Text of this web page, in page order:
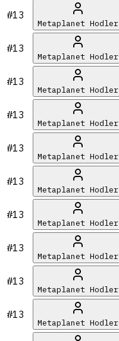
#13
Metaplanet Hodler
#13
Metaplanet Hodler
#13
Metaplanet Hodler
#13
Metaplanet Hodler
#13
Metaplanet Hodler
#13
Metaplanet Hodler
#13
Metaplanet Hodler
#13
Metaplanet Hodler
#13
Metaplanet Hodler
#13
Metaplanet Hodler